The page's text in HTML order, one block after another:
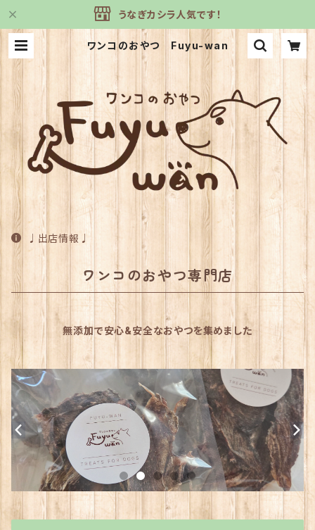
うなぎカシラ人気です！
ワンコのおやつ Fuyu-wan
♩出店情報♩
ワンコのおやつ専門店
無添加で安心&安全なおやつを集めました